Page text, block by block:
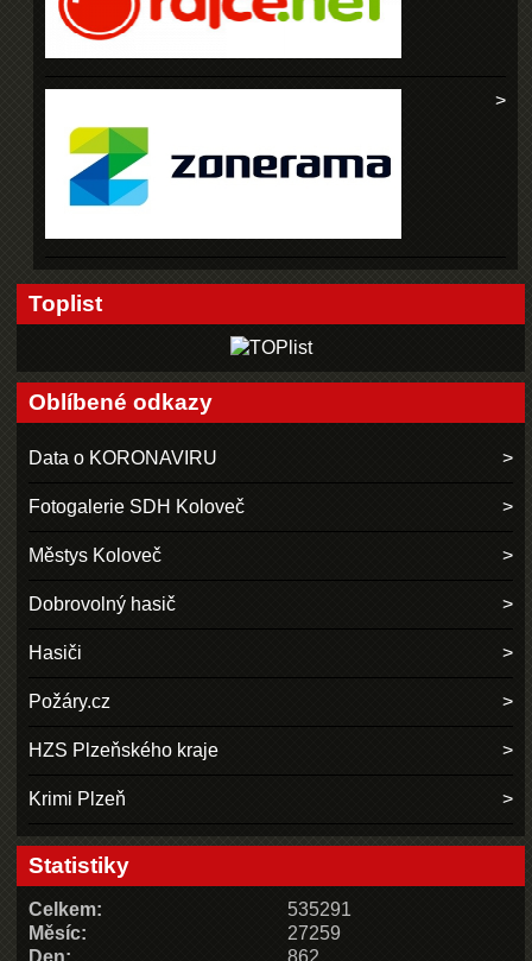
Toplist
Oblíbené odkazy
Data o KORONAVIRU
Fotogalerie SDH Koloveč
Městys Koloveč
Dobrovolný hasič
Hasiči
Požáry.cz
HZS Plzeňského kraje
Krimi Plzeň
Statistiky
Celkem:
535291
Měsíc:
27259